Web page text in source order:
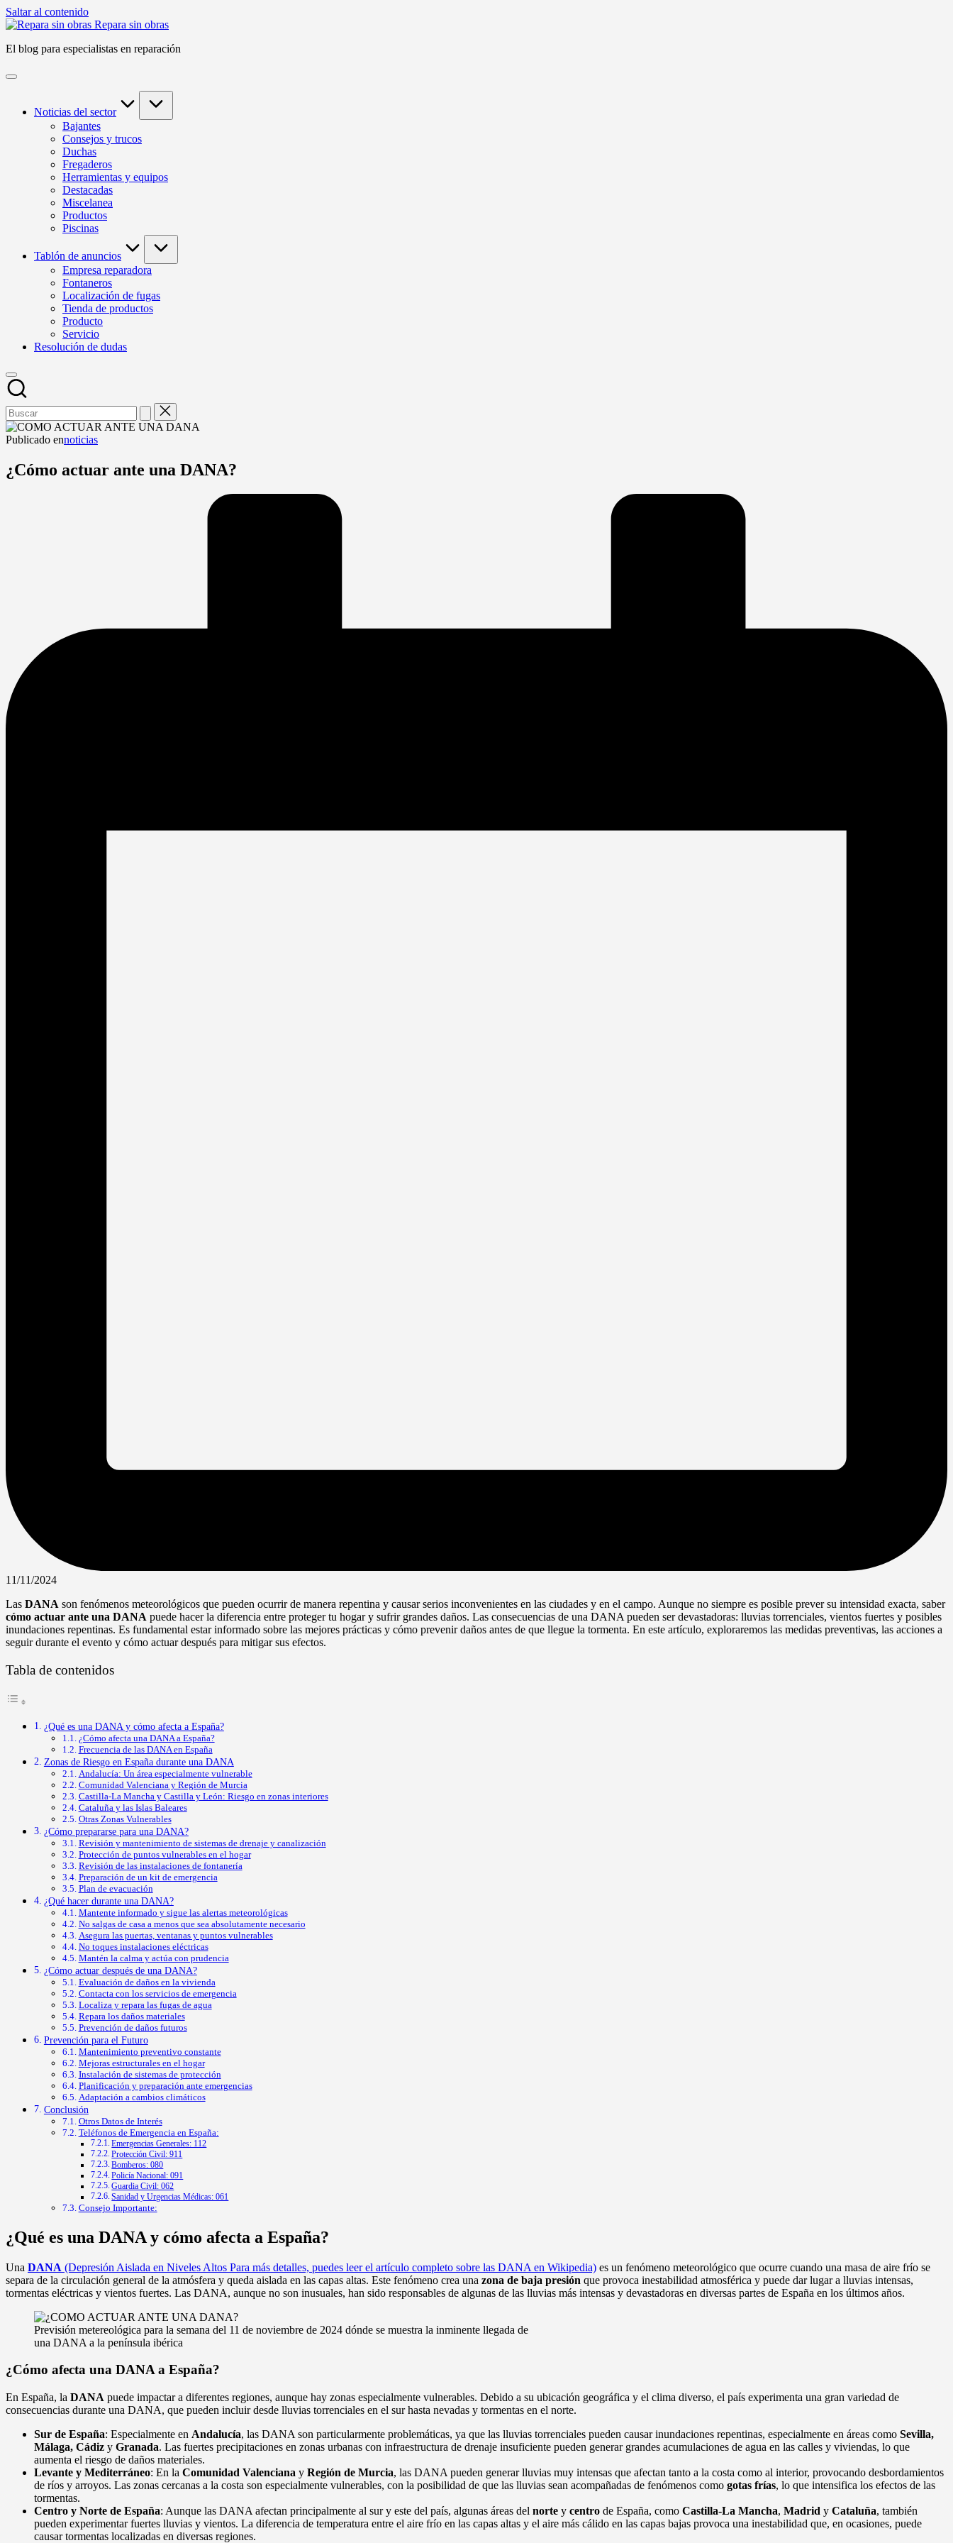
Saltar al contenido
Repara sin obras
El blog para especialistas en reparación
Noticias del sector
Bajantes
Consejos y trucos
Duchas
Fregaderos
Herramientas y equipos
Destacadas
Miscelanea
Productos
Piscinas
Tablón de anuncios
Empresa reparadora
Fontaneros
Localización de fugas
Tienda de productos
Producto
Servicio
Resolución de dudas
Publicado ennoticias
¿Cómo actuar ante una DANA?
11/11/2024
Las DANA son fenómenos meteorológicos que pueden ocurrir de manera repentina y causar serios inconvenientes en las ciudades y en el campo. Aunque no siempre es posible prever su intensidad exacta, saber
cómo actuar ante una DANA puede hacer la diferencia entre proteger tu hogar y sufrir grandes daños. Las consecuencias de una DANA pueden ser devastadoras: lluvias torrenciales, vientos fuertes y posibles
inundaciones repentinas. Es fundamental estar informado sobre las mejores prácticas y cómo prevenir daños antes de que llegue la tormenta. En este artículo, exploraremos las medidas preventivas, las acciones a
seguir durante el evento y cómo actuar después para mitigar sus efectos.
Tabla de contenidos
¿Qué es una DANA y cómo afecta a España?
¿Cómo afecta una DANA a España?
Frecuencia de las DANA en España
Zonas de Riesgo en España durante una DANA
Andalucía: Un área especialmente vulnerable
Comunidad Valenciana y Región de Murcia
Castilla-La Mancha y Castilla y León: Riesgo en zonas interiores
Cataluña y las Islas Baleares
Otras Zonas Vulnerables
¿Cómo prepararse para una DANA?
Revisión y mantenimiento de sistemas de drenaje y canalización
Protección de puntos vulnerables en el hogar
Revisión de las instalaciones de fontanería
Preparación de un kit de emergencia
Plan de evacuación
¿Qué hacer durante una DANA?
Mantente informado y sigue las alertas meteorológicas
No salgas de casa a menos que sea absolutamente necesario
Asegura las puertas, ventanas y puntos vulnerables
No toques instalaciones eléctricas
Mantén la calma y actúa con prudencia
¿Cómo actuar después de una DANA?
Evaluación de daños en la vivienda
Contacta con los servicios de emergencia
Localiza y repara las fugas de agua
Repara los daños materiales
Prevención de daños futuros
Prevención para el Futuro
Mantenimiento preventivo constante
Mejoras estructurales en el hogar
Instalación de sistemas de protección
Planificación y preparación ante emergencias
Adaptación a cambios climáticos
Conclusión
Otros Datos de Interés
Teléfonos de Emergencia en España:
Emergencias Generales: 112
Protección Civil: 911
Bomberos: 080
Policía Nacional: 091
Guardia Civil: 062
Sanidad y Urgencias Médicas: 061
Consejo Importante:
¿Qué es una DANA y cómo afecta a España?
Una DANA (Depresión Aislada en Niveles Altos Para más detalles, puedes leer el artículo completo sobre las DANA en Wikipedia) es un fenómeno meteorológico que ocurre cuando una masa de aire frío se
separa de la circulación general de la atmósfera y queda aislada en las capas altas. Este fenómeno crea una zona de baja presión que provoca inestabilidad atmosférica y puede dar lugar a lluvias intensas,
tormentas eléctricas y vientos fuertes. Las DANA, aunque no son inusuales, han sido responsables de algunas de las lluvias más intensas y devastadoras en diversas partes de España en los últimos años.
Previsión metereológica para la semana del 11 de noviembre de 2024 dónde se muestra la inminente llegada de
una DANA a la península ibérica
¿Cómo afecta una DANA a España?
En España, la DANA puede impactar a diferentes regiones, aunque hay zonas especialmente vulnerables. Debido a su ubicación geográfica y el clima diverso, el país experimenta una gran variedad de
consecuencias durante una DANA, que pueden incluir desde lluvias torrenciales en el sur hasta nevadas y tormentas en el norte.
Sur de España: Especialmente en Andalucía, las DANA son particularmente problemáticas, ya que las lluvias torrenciales pueden causar inundaciones repentinas, especialmente en áreas como Sevilla,
Málaga, Cádiz y Granada. Las fuertes precipitaciones en zonas urbanas con infraestructura de drenaje insuficiente pueden generar grandes acumulaciones de agua en las calles y viviendas, lo que
aumenta el riesgo de daños materiales.
Levante y Mediterráneo: En la Comunidad Valenciana y Región de Murcia, las DANA pueden generar lluvias muy intensas que afectan tanto a la costa como al interior, provocando desbordamientos
de ríos y arroyos. Las zonas cercanas a la costa son especialmente vulnerables, con la posibilidad de que las lluvias sean acompañadas de fenómenos como gotas frías, lo que intensifica los efectos de las
tormentas.
Centro y Norte de España: Aunque las DANA afectan principalmente al sur y este del país, algunas áreas del norte y centro de España, como Castilla-La Mancha, Madrid y Cataluña, también
pueden experimentar fuertes lluvias y vientos. La diferencia de temperatura entre el aire frío en las capas altas y el aire más cálido en las capas bajas provoca una inestabilidad que, en ocasiones, puede
causar tormentas localizadas en diversas regiones.